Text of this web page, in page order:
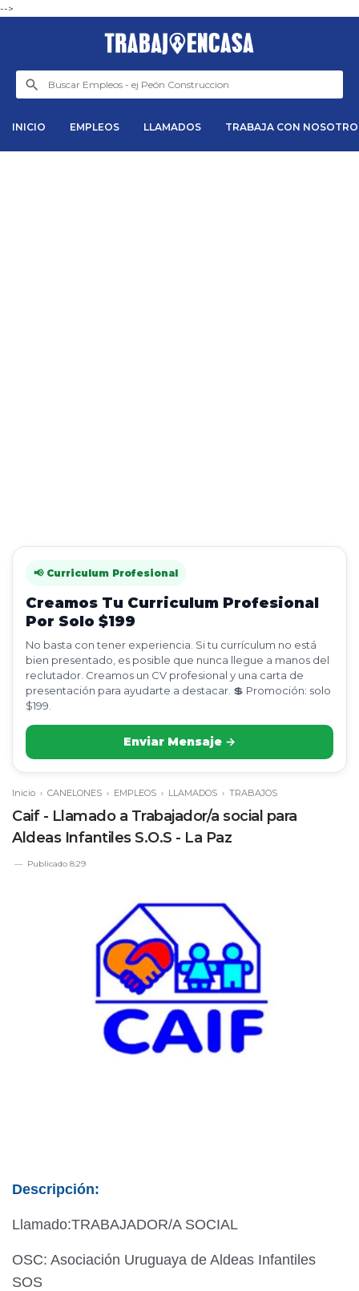
-->
INICIO EMPLEOS LLAMADOS TRABAJA CON
📢 Curriculum Profesional
Creamos Tu Curriculum Profesional
Por Solo $199
No basta con tener experiencia. Si tu currículum no está
bien presentado, es posible que nunca llegue a manos del
reclutador. Creamos un CV profesional y una carta de
presentación para ayudarte a destacar. 💲 Promoción: solo
$199.
Enviar Mensaje →
Inicio › CANELONES › EMPLEOS › LLAMADOS › TRABAJOS
Caif - Llamado a Trabajador/a social para
Aldeas Infantiles S.O.S - La Paz
Publicado 8:29
Descripción:
Llamado:TRABAJADOR/A SOCIAL
OSC: Asociación Uruguaya de Aldeas Infantiles
SOS